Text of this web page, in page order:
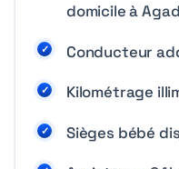
domicile à
Conducteur
Kilométrage
Sièges bébé